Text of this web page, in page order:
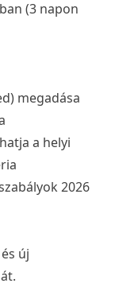
(3 napon
megadása
a helyi
2026
új